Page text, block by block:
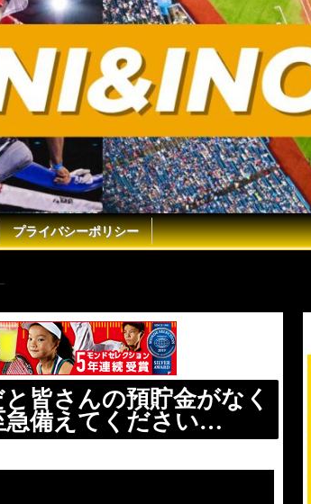
プライバシーポリシー
皆さんの預貯金がなく
備えてください…